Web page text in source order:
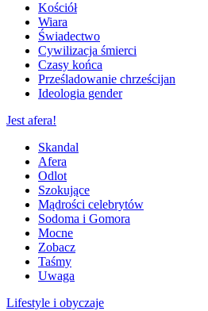
Kościół
Wiara
Świadectwo
Cywilizacja śmierci
Czasy końca
Prześladowanie chrześcijan
Ideologia gender
Jest afera!
Skandal
Afera
Odlot
Szokujące
Mądrości celebrytów
Sodoma i Gomora
Mocne
Zobacz
Taśmy
Uwaga
Lifestyle i obyczaje